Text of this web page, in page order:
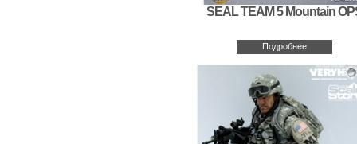
SEAL TEAM 5 Mountain
Подробнее